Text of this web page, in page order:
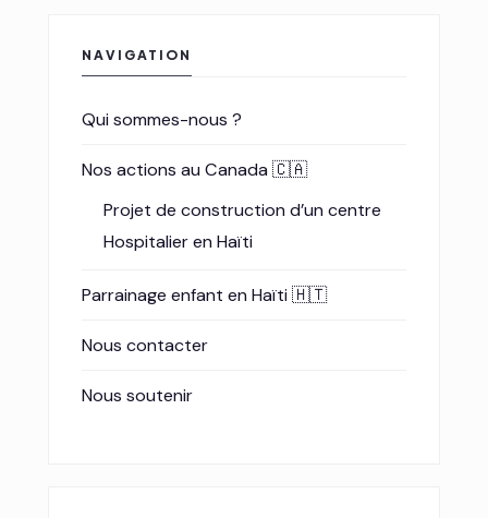
NAVIGATION
Qui sommes-nous ?
Nos actions au Canada 🇨🇦
Projet de construction d’un centre
Hospitalier en Haïti
Parrainage enfant en Haïti 🇭🇹
Nous contacter
Nous soutenir